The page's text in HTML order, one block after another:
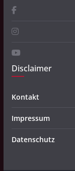
Disclaimer
Kontakt
Impressum
Datenschutz